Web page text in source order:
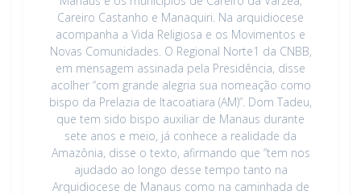
Careiro Castanho e Manaquiri. Na arquidiocese
acompanha a Vida Religiosa e os Movimentos e
Novas Comunidades. O Regional Norte1 da CNBB,
em mensagem assinada pela Presidência, disse
acolher “com grande alegria sua nomeação como
bispo da Prelazia de Itacoatiara (AM)”. Dom Tadeu,
que tem sido bispo auxiliar de Manaus durante
sete anos e meio, já conhece a realidade da
Amazônia, disse o texto, afirmando que “tem nos
ajudado ao longo desse tempo tanto na
Arquidiocese de Manaus como na caminhada de